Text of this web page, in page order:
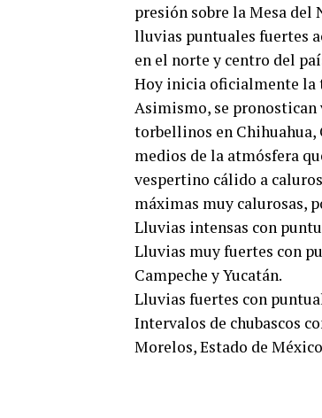
presión sobre la Mesa del
lluvias puntuales fuertes
en el norte y centro del
Hoy inicia oficialmente la
Asimismo, se pronostican
torbellinos en
medios de la atmósfera
vespertino cálido a
máximas muy calurosas,
Lluvias intensas con
Lluvias muy fuertes con
Campeche y Yucatán.
Lluvias fuertes con
Intervalos de chubascos
Morelos, Estado de